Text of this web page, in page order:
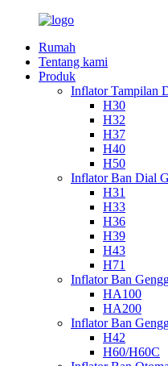
Rumah
Tentang kami
Produk
Inflator Tampilan
H30
H32
H37
H40
H50
Inflator Ban Dial
H31
H33
H36
H39
H43
H71
Inflator Ban
HA100
HA200
Inflator Ban
H42
H60/H60C